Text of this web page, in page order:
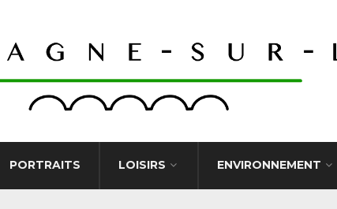
PORTRAITS LOISIRS ENVIRONNEMENT